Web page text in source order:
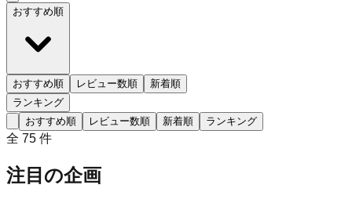
おすすめ順
おすすめ順 レビュー数順
新着順
ランキング
おすすめ順
レビュー数順 新着順 ランキング
全 75 件
注目の企画